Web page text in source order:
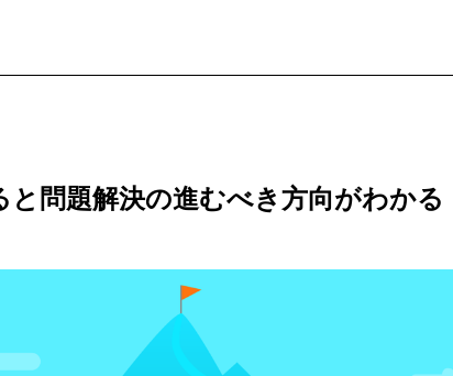
と問題解決の進むべき方向がわかる